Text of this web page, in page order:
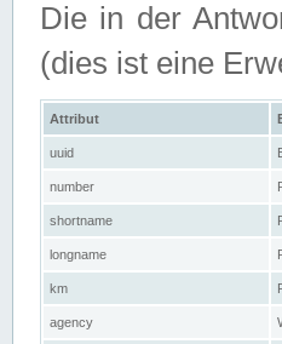
Die in der
(dies ist eine
Attribut
uuid
number
shortname
longname
km
agency